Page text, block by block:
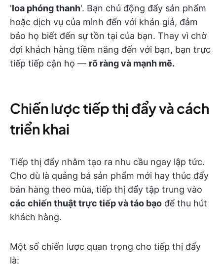
'loa phóng thanh'. Bạn chủ động đẩy sản phẩm
hoặc dịch vụ của mình đến với khán giả, đảm
bảo họ biết đến sự tồn tại của bạn. Thay vì chờ
đợi khách hàng tiềm năng đến với bạn, bạn trực
tiếp tiếp cận họ — rõ ràng và mạnh mẽ.
Chiến lược tiếp thị đẩy và cách
triển khai
Tiếp thị đẩy nhằm tạo ra nhu cầu ngay lập tức.
Cho dù là quảng bá sản phẩm mới hay thúc đẩy
bán hàng theo mùa, tiếp thị đẩy tập trung vào
các chiến thuật trực tiếp và táo bạo để thu hút
khách hàng.
Một số chiến lược quan trọng cho tiếp thị đẩy
là: